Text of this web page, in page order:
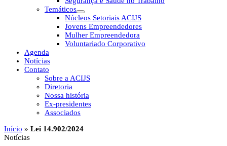
Temáticos
Núcleos Setoriais ACIJS
Jovens Empreendedores
Mulher Empreendedora
Voluntariado Corporativo
Agenda
Notícias
Contato
Sobre a ACIJS
Diretoria
Nossa história
Ex-presidentes
Associados
Início » Lei 14.902/2024
Notícias